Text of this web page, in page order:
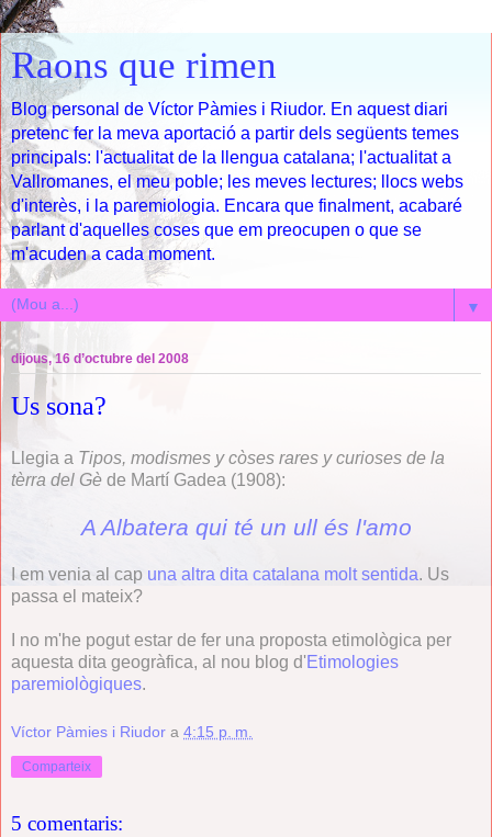
Raons que rimen
Blog personal de Víctor Pàmies i Riudor. En aquest diari
pretenc fer la meva aportació a partir dels següents temes
principals: l'actualitat de la llengua catalana; l'actualitat a
Vallromanes, el meu poble; les meves lectures; llocs webs
d'interès, i la paremiologia. Encara que finalment, acabaré
parlant d'aquelles coses que em preocupen o que se
m'acuden a cada moment.
▼
dijous, 16 d’octubre del 2008
Us sona?
Llegia a Tipos, modismes y còses rares y curioses de la
tèrra del Gè de Martí Gadea (1908):
A Albatera qui té un ull és l'amo
I em venia al cap una altra dita catalana molt sentida. Us
passa el mateix?
I no m'he pogut estar de fer una proposta etimològica per
aquesta dita geogràfica, al nou blog d'Etimologies
paremiològiques.
Víctor Pàmies i Riudor a 4:15 p. m.
Comparteix
5 comentaris: